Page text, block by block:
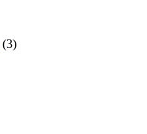
(3)